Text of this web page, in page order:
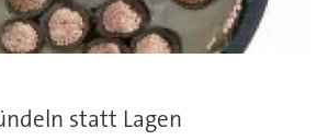
statt Lagen